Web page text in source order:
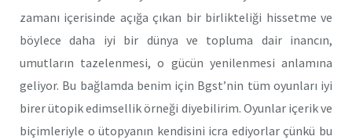
zamanı içerisinde açığa çıkan bir birlikteliği hissetme ve
böylece daha iyi bir dünya ve topluma dair inancın,
umutların tazelenmesi, o gücün yenilenmesi anlamına
geliyor. Bu bağlamda benim için Bgst’nin tüm oyunları iyi
birer ütopik edimsellik örneği diyebilirim. Oyunlar içerik ve
biçimleriyle o ütopyanın kendisini icra ediyorlar çünkü bu